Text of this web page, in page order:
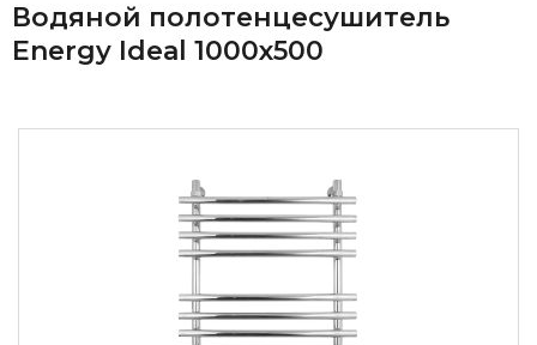
Водяной полотенцесушитель
Energy Ideal 1000x500